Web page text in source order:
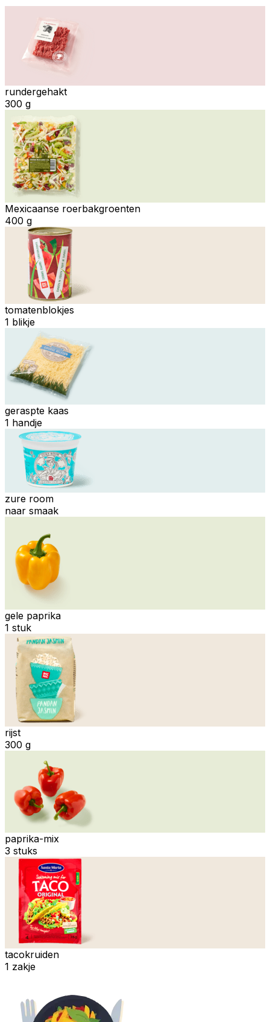
rundergehakt
300 g
Mexicaanse roerbakgroenten
400 g
tomatenblokjes
1 blikje
geraspte kaas
1 handje
zure room
naar smaak
gele paprika
1 stuk
rijst
300 g
paprika-mix
3 stuks
tacokruiden
1 zakje